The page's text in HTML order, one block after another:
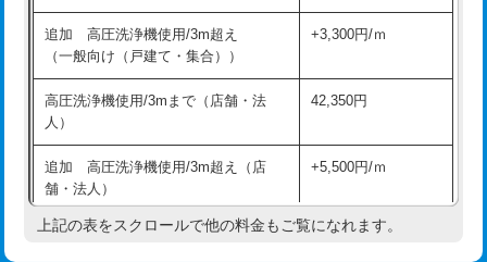
交換・取付（その他部品） 11,000円+材料費
持込商品取付（単水栓） 13,200円
持込商品取付（混合水栓）
持込商品取付（浄水器・分岐水栓） 16,500円
持込商品取付（温水洗浄便座） 22,000円
追加 高圧洗浄機使用/3m超え
（一般向け（戸建て・集合））
+3,300円/ｍ
高圧洗浄機使用/3mまで（店舗・法
人）
42,350円
追加 高圧洗浄機使用/3m超え（店
舗・法人）
+5,500円/ｍ
高度高圧洗浄換 現地調査
上記の表をスクロールで他の料金もご覧になれます。